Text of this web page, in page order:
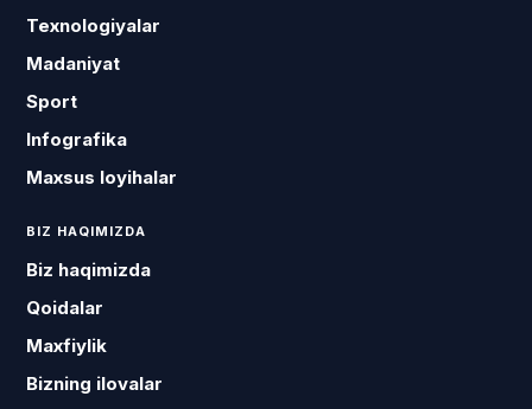
Texnologiyalar
Madaniyat
Sport
Infografika
Maxsus loyihalar
BIZ HAQIMIZDA
Biz haqimizda
Qoidalar
Maxfiylik
Bizning ilovalar